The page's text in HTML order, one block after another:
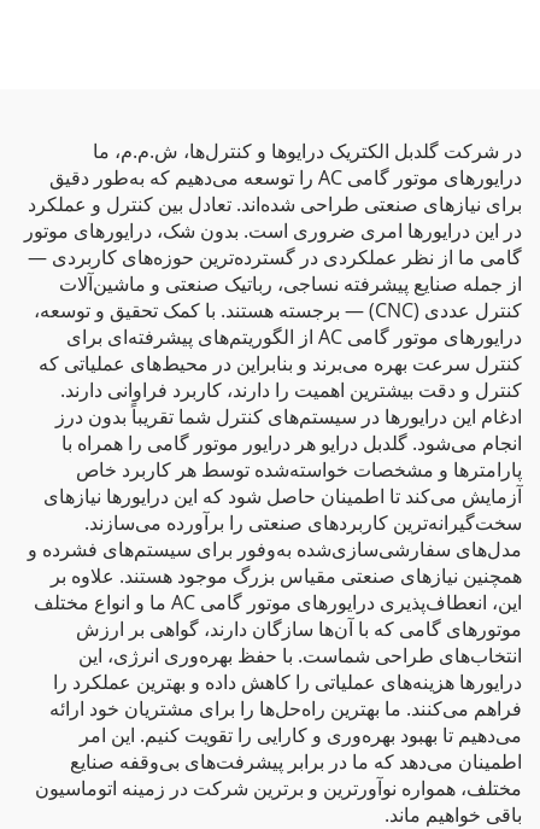
در شرکت گلدبل الکتریک درایوها و کنترل‌ها، ش.م.م، ما
درایورهای موتور گامی AC را توسعه می‌دهیم که به‌طور دقیق
برای نیازهای صنعتی طراحی شده‌اند. تعادل بین کنترل و عملکرد
در این درایورها امری ضروری است. بدون شک، درایورهای موتور
گامی ما از نظر عملکردی در گسترده‌ترین حوزه‌های کاربردی —
از جمله صنایع پیشرفته نساجی، رباتیک صنعتی و ماشین‌آلات
کنترل عددی (CNC) — برجسته هستند. با کمک تحقیق و توسعه،
درایورهای موتور گامی AC از الگوریتم‌های پیشرفته‌ای برای
کنترل سرعت بهره می‌برند و بنابراین در محیط‌های عملیاتی که
کنترل و دقت بیشترین اهمیت را دارند، کاربرد فراوانی دارند.
ادغام این درایورها در سیستم‌های کنترل شما تقریباً بدون درز
انجام می‌شود. گلدبل درایو هر درایور موتور گامی را همراه با
پارامترها و مشخصات خواسته‌شده توسط هر کاربرد خاص
آزمایش می‌کند تا اطمینان حاصل شود که این درایورها نیازهای
سخت‌گیرانه‌ترین کاربردهای صنعتی را برآورده می‌سازند.
مدل‌های سفارشی‌سازی‌شده به‌وفور برای سیستم‌های فشرده و
همچنین نیازهای صنعتی مقیاس بزرگ موجود هستند. علاوه بر
این، انعطاف‌پذیری درایورهای موتور گامی AC ما و انواع مختلف
موتورهای گامی که با آن‌ها سازگان دارند، گواهی بر ارزش
انتخاب‌های طراحی شماست. با حفظ بهره‌وری انرژی، این
درایورها هزینه‌های عملیاتی را کاهش داده و بهترین عملکرد را
فراهم می‌کنند. ما بهترین راه‌حل‌ها را برای مشتریان خود ارائه
می‌دهیم تا بهبود بهره‌وری و کارایی را تقویت کنیم. این امر
اطمینان می‌دهد که ما در برابر پیشرفت‌های بی‌وقفه صنایع
مختلف، همواره نوآورترین و برترین شرکت در زمینه اتوماسیون
باقی خواهیم ماند.